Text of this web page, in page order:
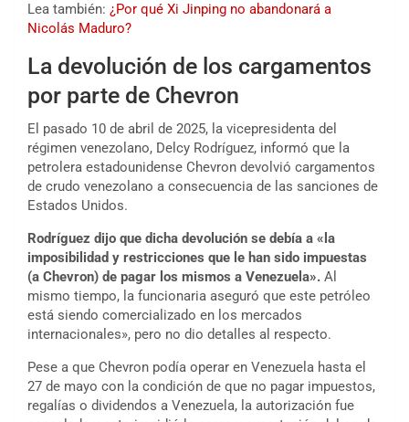
Lea también: ¿Por qué Xi Jinping no abandonará a
Nicolás Maduro?
La devolución de los cargamentos
por parte de Chevron
El pasado 10 de abril de 2025, la vicepresidenta del
régimen venezolano, Delcy Rodríguez, informó que la
petrolera estadounidense Chevron devolvió cargamentos
de crudo venezolano a consecuencia de las sanciones de
Estados Unidos.
Rodríguez dijo que dicha devolución se debía a «la
imposibilidad y restricciones que le han sido impuestas
(a Chevron) de pagar los mismos a Venezuela». Al
mismo tiempo, la funcionaria aseguró que este petróleo
está siendo comercializado en los mercados
internacionales», pero no dio detalles al respecto.
Pese a que Chevron podía operar en Venezuela hasta el
27 de mayo con la condición de que no pagar impuestos,
regalías o dividendos a Venezuela, la autorización fue